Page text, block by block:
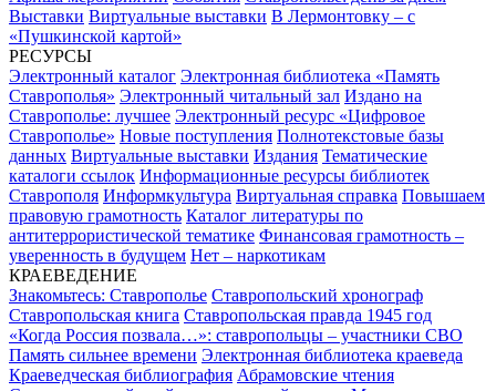
Выставки Виртуальные выставки В Лермонтовку – с
«Пушкинской картой»
РЕСУРСЫ
Электронный каталог Электронная библиотека «Память
Ставрополья» Электронный читальный зал Издано на
Ставрополье: лучшее Электронный ресурс «Цифровое
Ставрополье» Новые поступления Полнотекстовые базы
данных Виртуальные выставки Издания Тематические
каталоги ссылок Информационные ресурсы библиотек
Ставрополя Информкультура Виртуальная справка Повышаем
правовую грамотность Каталог литературы по
антитеррористической тематике Финансовая грамотность –
уверенность в будущем Нет – наркотикам
КРАЕВЕДЕНИЕ
Знакомьтесь: Ставрополье Ставропольский хронограф
Ставропольская книга Ставропольская правда 1945 год
«Когда Россия позвала…»: ставропольцы – участники СВО
Память сильнее времени Электронная библиотека краеведа
Краеведческая библиография Абрамовские чтения